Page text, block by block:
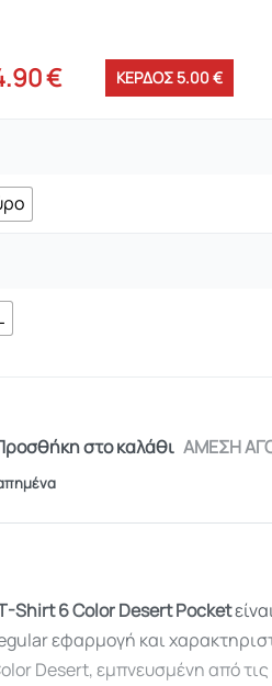
€ ΚΕΡΔΟΣ 5.00 €
στο καλάθι ΑΜΕΣΗ
Shirt 6 Color Desert Pocket
εφαρμογή και
Desert, εμπνευσμένη από τις